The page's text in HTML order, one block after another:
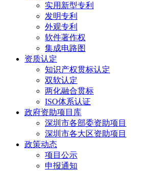
实用新型专利
发明专利
外观专利
软件著作权
集成电路图
资质认定
知识产权贯标认定
双软认定
两化融合贯标
ISO体系认证
政府资助项目库
深圳市各部委资助项目
深圳市各大区资助项目
政策动态
项目公示
申报通知